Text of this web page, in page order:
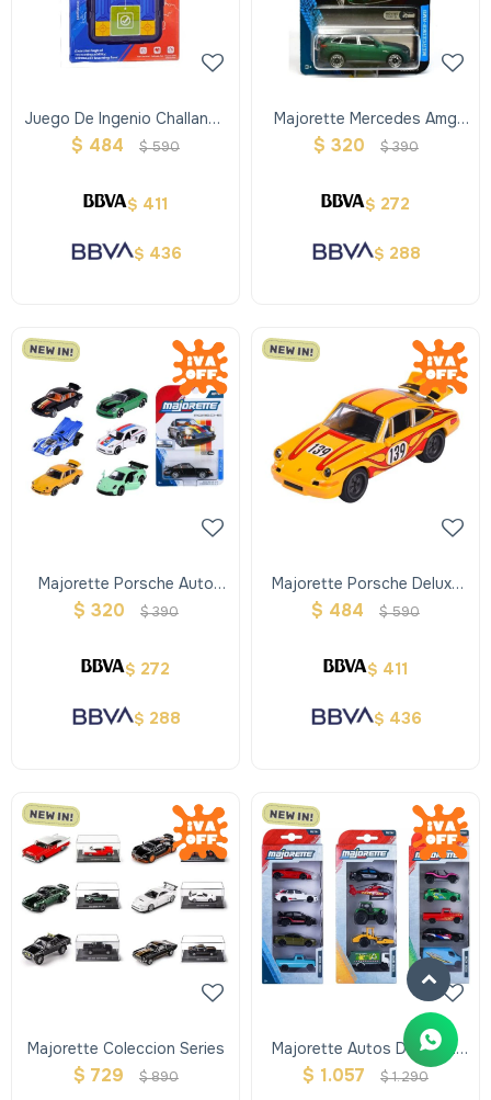
Juego De Ingenio Challange
Slide
$ 484 $ 590
$ 411
$ 436
Majorette Mercedes Amg
Premium Cars
$ 320 $390
$ 272
$ 288
Majorette Porsche Auto
Metal
$ 320 $390
$ 272
$ 288
Majorette Porsche Deluxe
Cars
$ 484 $ 590
$ 411
$ 436
Majorette Coleccion Series
$ 729 $890
Majorette Autos De Metal
Pack X 5
$ 1.057 $1.290